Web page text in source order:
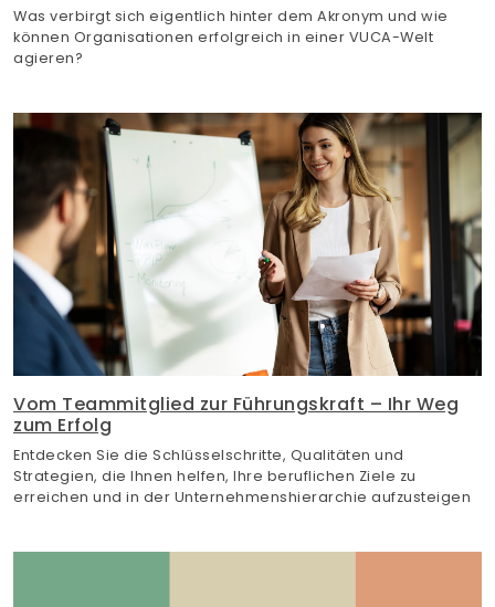
Was verbirgt sich eigentlich hinter dem Akronym und wie
können Organisationen erfolgreich in einer VUCA-Welt
agieren?
Vom Teammitglied zur Führungskraft – Ihr Weg
zum Erfolg
Entdecken Sie die Schlüsselschritte, Qualitäten und
Strategien, die Ihnen helfen, Ihre beruflichen Ziele zu
erreichen und in der Unternehmenshierarchie aufzusteigen